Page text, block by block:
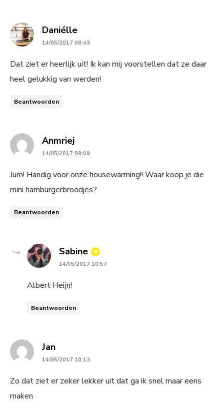
Daniéllesays:
14/05/2017 08:43
Dat ziet er heerlijk uit! Ik kan mij voorstellen dat ze daar
heel gelukkig van werden!
Beantwoorden
Anmriejsays:
14/05/2017 09:09
Jum! Handig voor onze housewarming!! Waar koop je die
mini hamburgerbroodjes?
Beantwoorden
Sabine says:
14/05/2017 10:57
Albert Heijn!
Beantwoorden
Jansays:
14/05/2017 10:13
Zo dat ziet er zeker lekker uit dat ga ik snel maar eens
maken